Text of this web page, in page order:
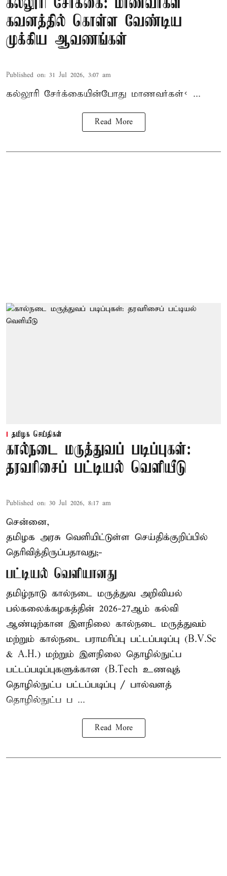
கல்லூரி சேர்க்கை: மாணவர்கள்
கவனத்தில் கொள்ள வேண்டிய
முக்கிய ஆவணங்கள்
Published on: 31 Jul 2026, 3:07 am
கல்லூரி சேர்க்கையின்போது மாணவர்கள்< ...
Read More
தமிழக செய்திகள்
கால்நடை மருத்துவப் படிப்புகள்:
தரவரிசைப் பட்டியல் வெளியீடு
Published on: 30 Jul 2026, 8:17 am
சென்னை,
தமிழக அரசு வெளியிட்டுள்ள செய்திக்குறிப்பில்
தெரிவித்திருப்பதாவது;-
பட்டியல் வெளியானது
தமிழ்நாடு கால்நடை மருத்துவ அறிவியல்
பல்கலைக்கழகத்தின் 2026-27ஆம் கல்வி
ஆண்டிற்கான இளநிலை கால்நடை மருத்துவம்
மற்றும் கால்நடை பராமரிப்பு பட்டப்படிப்பு (B.V.Sc
& A.H.) மற்றும் இளநிலை தொழில்நுட்ப
பட்டப்படிப்புகளுக்கான (B.Tech உணவுத்
தொழில்நுட்ப பட்டப்படிப்பு / பால்வளத்
தொழில்நுட்ப ப ...
Read More